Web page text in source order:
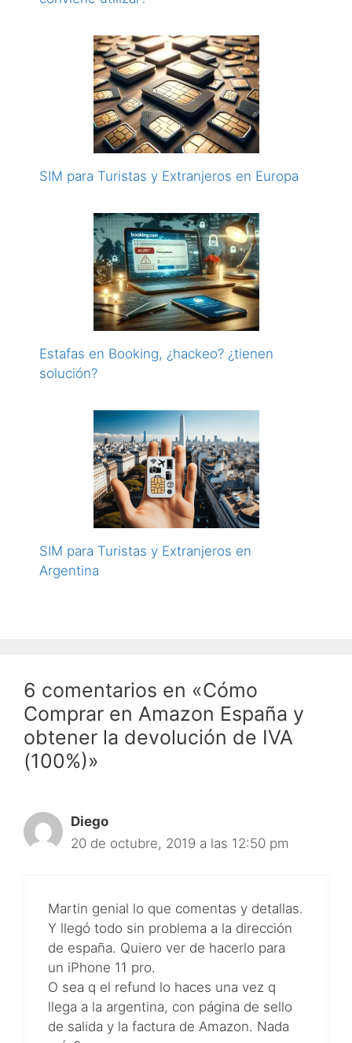
SIM para Turistas y Extranjeros en Europa
Estafas en Booking, ¿hackeo? ¿tienen
solución?
SIM para Turistas y Extranjeros en
Argentina
6 comentarios en «Cómo
Comprar en Amazon España y
obtener la devolución de IVA
(100%)»
Diego
20 de octubre, 2019 a las 12:50 pm
Martin genial lo que comentas y detallas.
Y llegó todo sin problema a la dirección
de españa. Quiero ver de hacerlo para
un iPhone 11 pro.
O sea q el refund lo haces una vez q
llega a la argentina, con página de sello
de salida y la factura de Amazon. Nada